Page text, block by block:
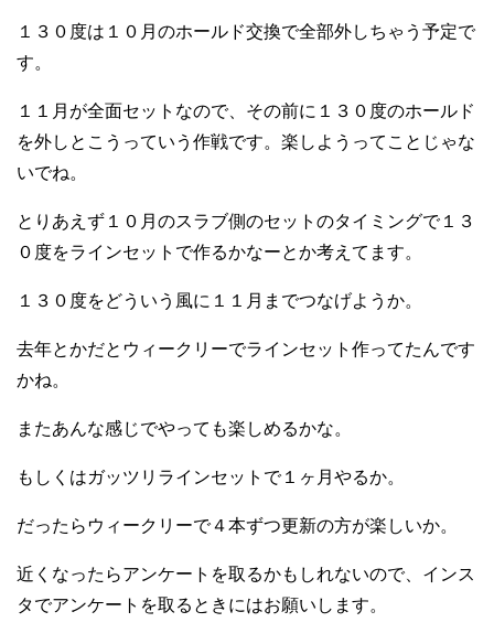
１３０度は１０月のホールド交換で全部外しちゃう予定で
す。
１１月が全面セットなので、その前に１３０度のホールド
を外しとこうっていう作戦です。楽しようってことじゃな
いでね。
とりあえず１０月のスラブ側のセットのタイミングで１３
０度をラインセットで作るかなーとか考えてます。
１３０度をどういう風に１１月までつなげようか。
去年とかだとウィークリーでラインセット作ってたんです
かね。
またあんな感じでやっても楽しめるかな。
もしくはガッツリラインセットで１ヶ月やるか。
だったらウィークリーで４本ずつ更新の方が楽しいか。
近くなったらアンケートを取るかもしれないので、インス
タでアンケートを取るときにはお願いします。